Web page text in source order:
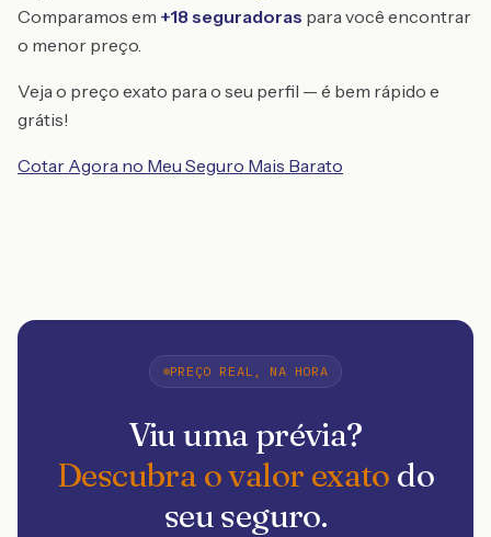
Comparamos em +18 seguradoras para você encontrar
o menor preço.
Veja o preço exato para o seu perfil — é bem rápido e
grátis!
Cotar Agora no Meu Seguro Mais Barato
PREÇO REAL, NA HORA
Viu uma prévia?
Descubra o valor exato do
seu seguro.